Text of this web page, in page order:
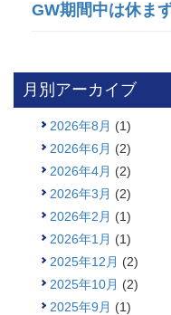
GW期間中は休ま
月別アーカイブ
2026年8月 (1)
2026年6月 (2)
2026年4月 (2)
2026年3月 (2)
2026年2月 (1)
2026年1月 (1)
2025年12月 (2)
2025年10月 (2)
2025年9月 (1)